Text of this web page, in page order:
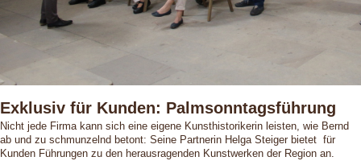
Exklusiv für Kunden: Palmsonntagsführung
Nicht jede Firma kann sich eine eigene Kunsthistorikerin leisten, wie Bernd
ab und zu schmunzelnd betont: Seine Partnerin Helga Steiger bietet für
Kunden Führungen zu den herausragenden Kunstwerken der Region an.